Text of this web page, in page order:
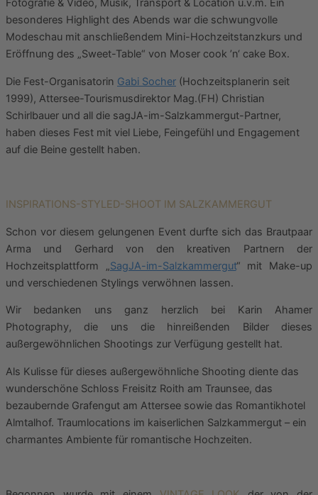
Fotografie & Video, Musik, Transport & Location u.v.m. Ein
besonderes Highlight des Abends war die schwungvolle
Modeschau mit anschließendem Mini-Hochzeitstanzkurs und
Eröffnung des „Sweet-Table“ von Moser cook ’n‘ cake Box.
Die Fest-Organisatorin Gabi Socher (Hochzeitsplanerin seit
1999), Attersee-Tourismusdirektor Mag.(FH) Christian
Schirlbauer und all die sagJA-im-Salzkammergut-Partner,
haben dieses Fest mit viel Liebe, Feingefühl und Engagement
auf die Beine gestellt haben.
INSPIRATIONS-STYLED-SHOOT IM SALZKAMMERGUT
Schon vor diesem gelungenen Event durfte sich das Brautpaar
Arma und Gerhard von den kreativen Partnern der
Hochzeitsplattform „SagJA-im-Salzkammergut“ mit Make-up
und verschiedenen Stylings verwöhnen lassen.
Wir bedanken uns ganz herzlich bei Karin Ahamer
Photography, die uns die hinreißenden Bilder dieses
außergewöhnlichen Shootings zur Verfügung gestellt hat.
Als Kulisse für dieses außergewöhnliche Shooting diente das
wunderschöne Schloss Freisitz Roith am Traunsee, das
bezaubernde Grafengut am Attersee sowie das Romantikhotel
Almtalhof. Traumlocations im kaiserlichen Salzkammergut – ein
charmantes Ambiente für romantische Hochzeiten.